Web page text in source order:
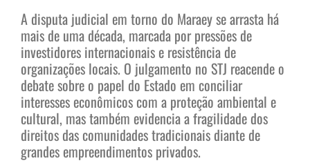
A disputa judicial em torno do Maraey se arrasta há
mais de uma década, marcada por pressões de
investidores internacionais e resistência de
organizações locais. O julgamento no STJ reacende o
debate sobre o papel do Estado em conciliar
interesses econômicos com a proteção ambiental e
cultural, mas também evidencia a fragilidade dos
direitos das comunidades tradicionais diante de
grandes empreendimentos privados.